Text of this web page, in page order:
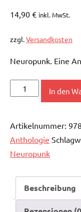
14,90 € inkl. MwSt.
zzgl.Versandkosten
Neuropunk. Eine
Neuropunk.
Perspektivwechsel
In den
Artikelnummer:
Anthologie
Neuropunk
Beschreibung